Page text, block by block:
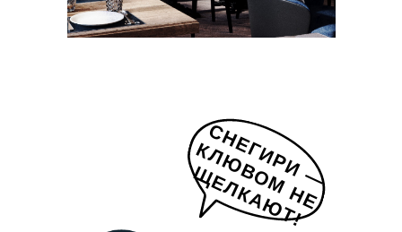
СНЕГИРИ —
К
Л
Ю
В
О
М
Н
Е
Щ
Е
Л
К
А
Ю
Т
!